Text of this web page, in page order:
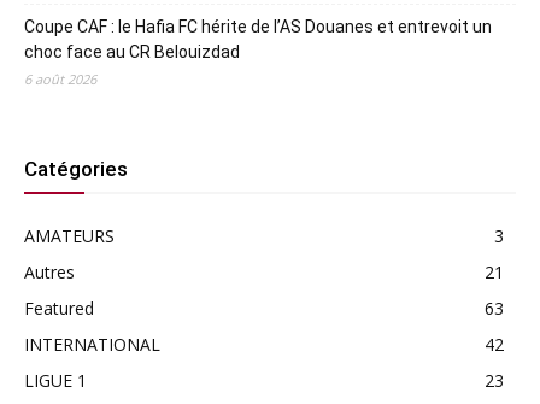
Coupe CAF : le Hafia FC hérite de l’AS Douanes et entrevoit un
choc face au CR Belouizdad
6 août 2026
Catégories
AMATEURS
3
Autres
21
Featured
63
INTERNATIONAL
42
LIGUE 1
23